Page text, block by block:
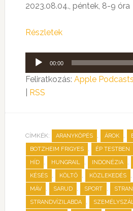
2023.08.04., péntek, 8-9 óra
Részletek
Audió
lejátszó
00:00
Feliratkozás: Apple Podcasts
RSS
CÍMKÉK: ARANYKÖPÉS , ÁROK ,
BOTZHEIM FRIGYES , ÉP TESTBEN
HÍD , HUNGRAIL , INDONÉZIA ,
KÉSÉS , KÖLTŐ , KÖZLEKEDÉS ,
MÁV , SARUD , SPORT ,
STRANDVÍZILABDA ,